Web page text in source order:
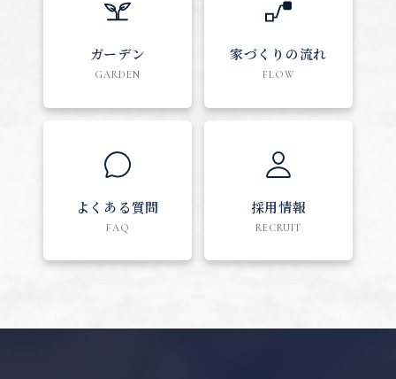
ガーデン
GARDEN
家づくりの流れ
FLOW
よくある質問
FAQ
採用情報
RECRUIT